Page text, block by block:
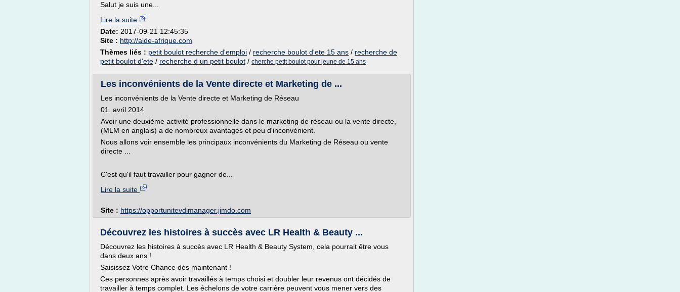
Salut je suis une...
Lire la suite
Date: 2017-09-21 12:45:35
Site : http://aide-afrique.com
Thèmes liés : petit boulot recherche d'emploi / recherche boulot d'ete 15 ans / recherche de
petit boulot d'ete / recherche d un petit boulot / cherche petit boulot pour jeune de 15 ans
Les inconvénients de la Vente directe et Marketing de ...
Les inconvénients de la Vente directe et Marketing de Réseau
01. avril 2014
Avoir une deuxième activité professionnelle dans le marketing de réseau ou la vente directe,
(MLM en anglais) a de nombreux avantages et peu d'inconvénient.
Nous allons voir ensemble les principaux inconvénients du Marketing de Réseau ou vente
directe ...
C'est qu'il faut travailler pour gagner de...
Lire la suite
Site : https://opportunitevdimanager.jimdo.com
Découvrez les histoires à succès avec LR Health & Beauty ...
Découvrez les histoires à succès avec LR Health & Beauty System, cela pourrait être vous
dans deux ans !
Saisissez Votre Chance dès maintenant !
Ces personnes après avoir travaillés à temps choisi et doubler leur revenus ont décidés de
travailler à temps complet. Les échelons de votre carrière peuvent vous mener vers des